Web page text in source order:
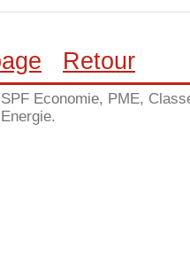
Retour
SPF Economie, PME,
Energie.